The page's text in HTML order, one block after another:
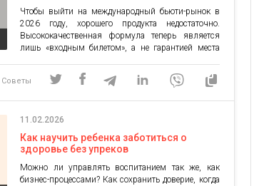
Чтобы выйти на международный бьюти-рынок в
2026 году, хорошего продукта недостаточно.
Высококачественная формула теперь является
лишь «входным билетом», а не гарантией места
Надежда Дилай, я PhD в фармации и
управляющий партнер ED Cosmetics. В этой
просто […]
Советы
11.02.2026
Как научить ребенка заботиться о
здоровье без упреков
Можно ли управлять воспитанием так же, как
бизнес-процессами? Как сохранить доверие, когда